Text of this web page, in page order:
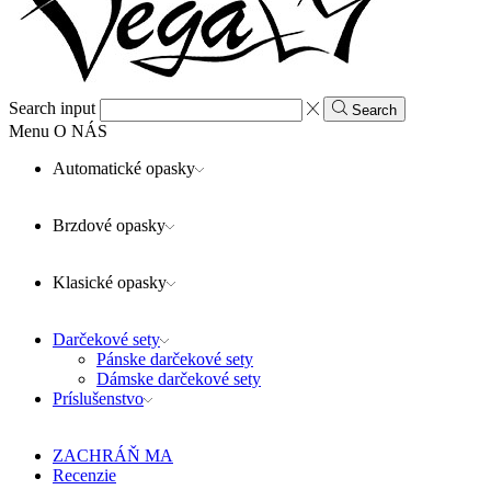
Search input Search
Menu O NÁS
Automatické opasky
Brzdové opasky
Klasické opasky
Darčekové sety
Pánske darčekové sety
Dámske darčekové sety
Príslušenstvo
ZACHRÁŇ MA
Recenzie